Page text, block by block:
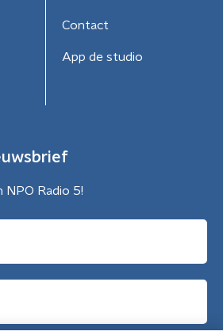
Contact
App de studio
NPO Radio 5!